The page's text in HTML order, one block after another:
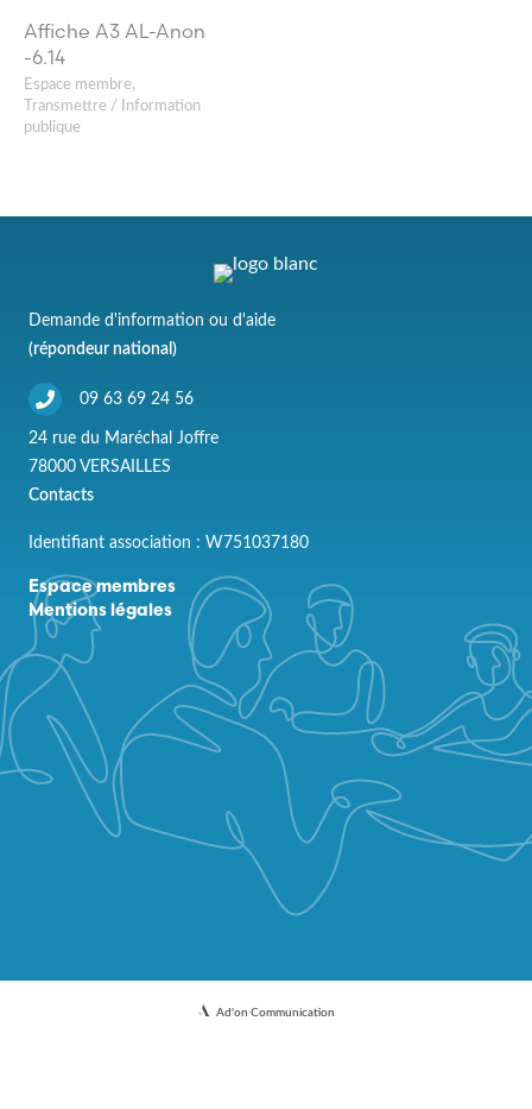
Affiche A3 AL-Anon
-6.14
Espace membre,
Transmettre / Information
publique
Demande d'information ou d'aide
(répondeur national)
09 63 69 24 56
24 rue du Maréchal Joffre
78000 VERSAILLES
Contacts
Identifiant association : W751037180
Espace membres
Mentions légales
Ad'on Communication